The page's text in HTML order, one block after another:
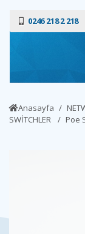
0246 218 2 218
Anasayfa
SWİTCHLER
Poe